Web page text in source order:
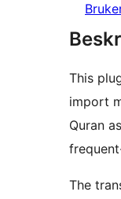
This
import
Quran
The